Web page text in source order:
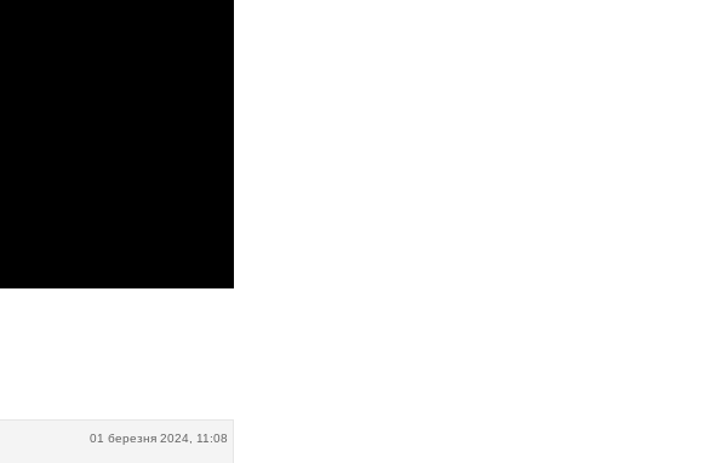
01 березня 2024, 11:08